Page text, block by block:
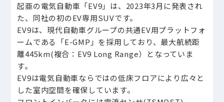
起亜の電気自動車「EV9」は、2023年3月に発表され
た、同社の初のEV専用SUVです。
EV9は、現代自動車グループの共通EV用プラットフォ
ームである「E-GMP」を採用しており、最大航続距
離445km(複合：EV9 Long Range）となっていま
す。
EV9は電気自動車ならではの低床フロアにより広々と
した室内空間を確保しています。